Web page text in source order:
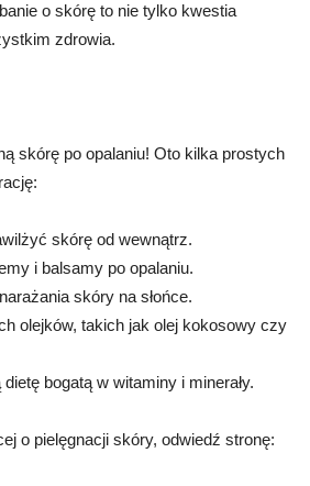
o skórę to nie tylko kwestia
zdrowia.
skórę po opalaniu! Oto kilka prostych
skórę od wewnątrz.
i balsamy po opalaniu.
skóry na słońce.
olejków, takich jak olej kokosowy czy
bogatą w witaminy i minerały.
o pielęgnacji skóry, odwiedź stronę: